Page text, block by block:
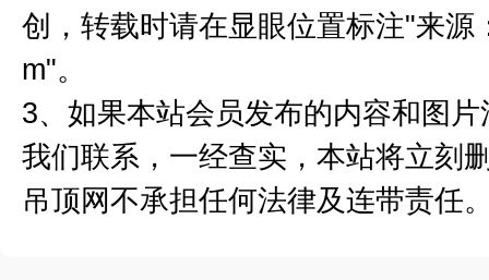
创，转载时请在显眼位置标注"来
m"。
3、如果本站会员发布的内容和图
我们联系，一经查实，本站将立刻
吊顶网不承担任何法律及连带责任